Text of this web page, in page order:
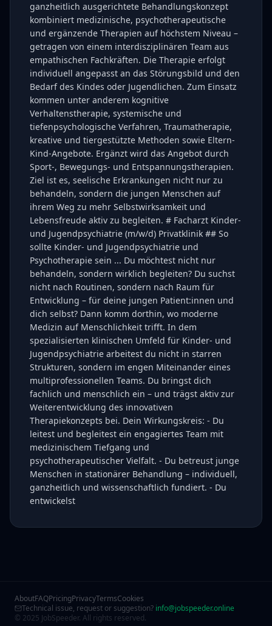
ganzheitlich ausgerichtete Behandlungskonzept
kombiniert medizinische, psychotherapeutische
und ergänzende Therapien auf höchstem Niveau –
getragen von einem interdisziplinären Team aus
empathischen Fachkräften. Die Therapie erfolgt
individuell angepasst an das Störungsbild und den
Bedarf des Kindes oder Jugendlichen. Zum Einsatz
kommen unter anderem kognitive
Verhaltenstherapie, systemische und
tiefenpsychologische Verfahren, Traumatherapie,
kreative und tiergestützte Methoden sowie Eltern-
Kind-Angebote. Ergänzt wird das Angebot durch
Sport-, Bewegungs- und Entspannungstherapien.
Ziel ist es, seelische Erkrankungen nicht nur zu
behandeln, sondern die jungen Menschen auf
ihrem Weg zu mehr Selbstwirksamkeit und
Lebensfreude aktiv zu begleiten. # Facharzt Kinder-
und Jugendpsychiatrie (m/w/d) Privatklinik ## So
sollte Kinder- und Jugendpsychiatrie und
Psychotherapie sein ... Du möchtest nicht nur
behandeln, sondern wirklich begleiten? Du suchst
nicht nach Routinen, sondern nach Raum für
Entwicklung – für deine jungen Patient:innen und
dich selbst? Dann komm dorthin, wo moderne
Medizin auf Menschlichkeit trifft. In dem
spezialisierten klinischen Umfeld für Kinder- und
Jugendpsychiatrie arbeitest du nicht in starren
Strukturen, sondern im engen Miteinander eines
multiprofessionellen Teams. Du bringst dich
fachlich und menschlich ein – und trägst aktiv zur
Weiterentwicklung des innovativen
Therapiekonzepts bei. Dein Wirkungskreis: - Du
leitest und begleitest ein engagiertes Team mit
medizinischem Tiefgang und
psychotherapeutischer Vielfalt. - Du betreust junge
Menschen in stationärer Behandlung – individuell,
ganzheitlich und wissenschaftlich fundiert. - Du
entwickelst
AboutFAQPricingPrivacyTermsCookies
Technical issue, request or suggestion? info@jobspeeder.online
© 2025 JobSpeeder. All rights reserved.